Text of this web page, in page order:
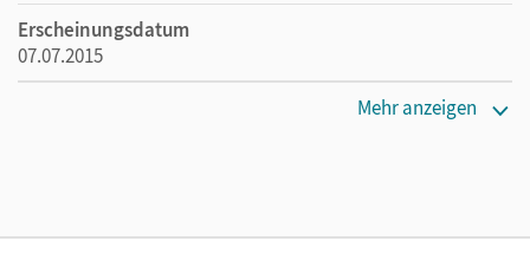
Erscheinungsdatum
07.07.2015
Cornelsen Verlag
Mehr anzeigen